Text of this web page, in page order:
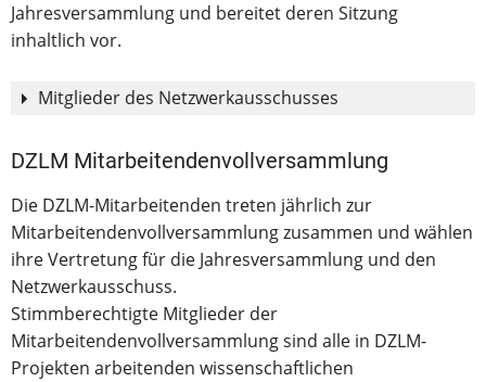
Die Koordination der
Eine Direktion einer
Die zeichnenden
Gewählte Mitglieder
Die beiden in der
des DZLM gewählten
Ständige Gäste
sowie die
Jahresversammlung und bereitet deren Sitzung
inhaltlich vor.
Mitglieder des Netzwerkausschusses
Koordinierende MitgliederDie Geschäftsführende
Die fünf gewählten
Gewählte Mitglieder
Ständige Gäste Die Direktion der Abteilung
DZLM Mitarbeitendenvollversammlung
Die DZLM-Mitarbeitenden treten jährlich zur
Mitarbeitendenvollversammlung zusammen und wählen
ihre Vertretung für die Jahresversammlung und den
Netzwerkausschuss.
Stimmberechtigte Mitglieder der
Mitarbeitendenvollversammlung sind alle in DZLM-
Projekten arbeitenden wissenschaftlichen